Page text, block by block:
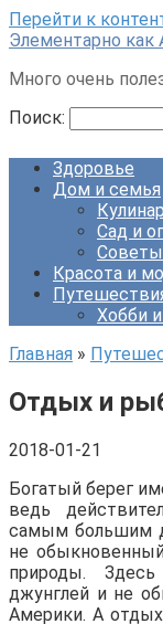
Перейти к
Элементарно как
Много очень
Поиск:
Здоровье
Дом и семья
Сад и
Советы
Красота и
Хобби
Главная »
Отдых и
2018-01-21
Богатый берег
ведь
самым большим
не
природы.
джунглей и не
Америки. А